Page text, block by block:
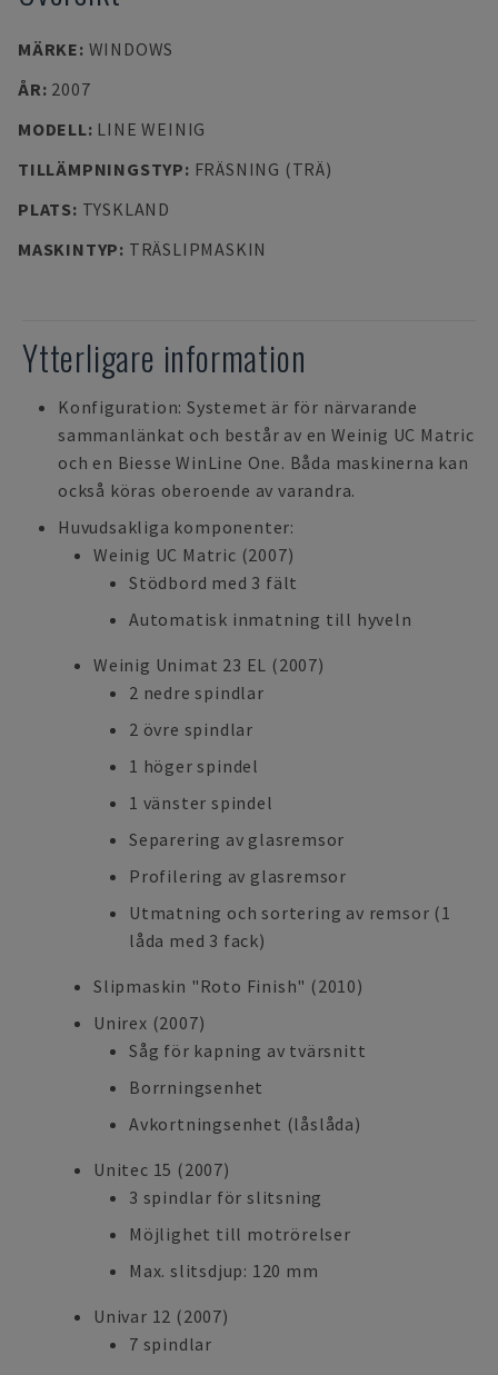
MÄRKE: WINDOWS
ÅR: 2007
MODELL: LINE WEINIG
TILLÄMPNINGSTYP: FRÄSNING (TRÄ)
PLATS: TYSKLAND
MASKINTYP: TRÄSLIPMASKIN
Ytterligare information
Konfiguration: Systemet är för närvarande
sammanlänkat och består av en Weinig UC Matric
och en Biesse WinLine One. Båda maskinerna kan
också köras oberoende av varandra.
Huvudsakliga komponenter:
Weinig UC Matric (2007)
Stödbord med 3 fält
Automatisk inmatning till hyveln
Weinig Unimat 23 EL (2007)
2 nedre spindlar
2 övre spindlar
1 höger spindel
1 vänster spindel
Separering av glasremsor
Profilering av glasremsor
Utmatning och sortering av remsor (1
låda med 3 fack)
Slipmaskin "Roto Finish" (2010)
Unirex (2007)
Såg för kapning av tvärsnitt
Borrningsenhet
Avkortningsenhet (låslåda)
Unitec 15 (2007)
3 spindlar för slitsning
Möjlighet till motrörelser
Max. slitsdjup: 120 mm
Univar 12 (2007)
7 spindlar